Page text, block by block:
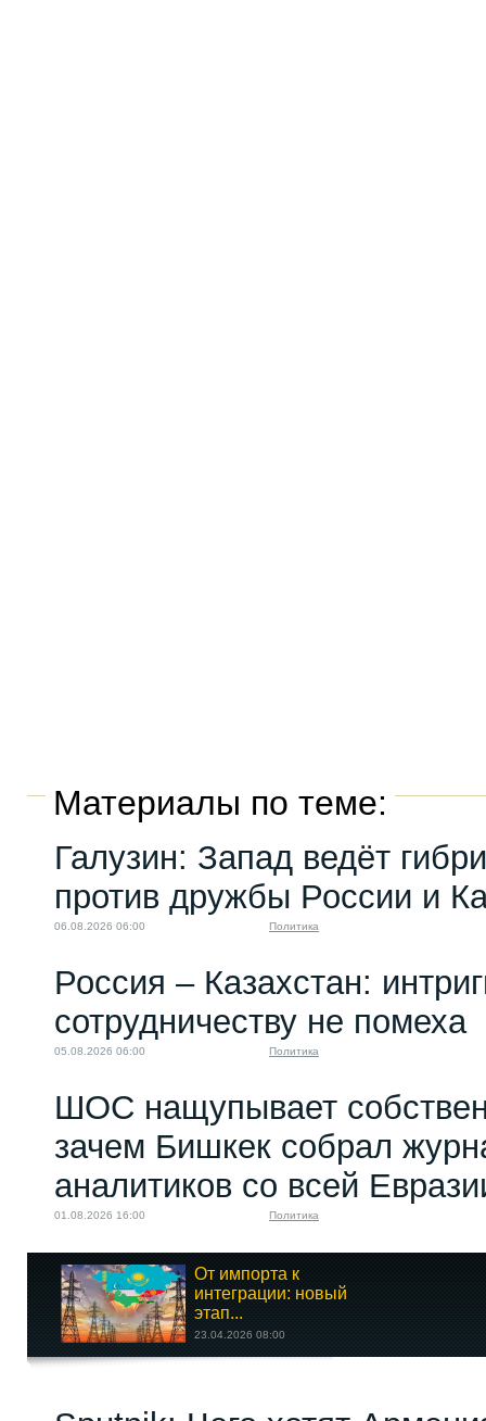
Материалы по теме:
Галузин: Запад ведёт
против дружбы России и
06.08.2026 06:00 Политика
Россия – Казахстан:
сотрудничеству не помеха
05.08.2026 06:00 Политика
ШОС нащупывает
зачем Бишкек собрал
аналитиков со всей
01.08.2026 16:00 Политика
От импорта к
интеграции: новый
этап...
23.04.2026 08:00